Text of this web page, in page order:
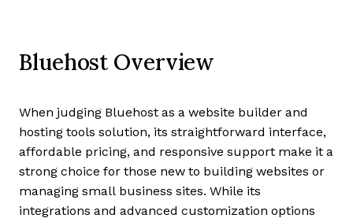
Bluehost Overview
When judging Bluehost as a website builder and
hosting tools solution, its straightforward interface,
affordable pricing, and responsive support make it a
strong choice for those new to building websites or
managing small business sites. While its
integrations and advanced customization options